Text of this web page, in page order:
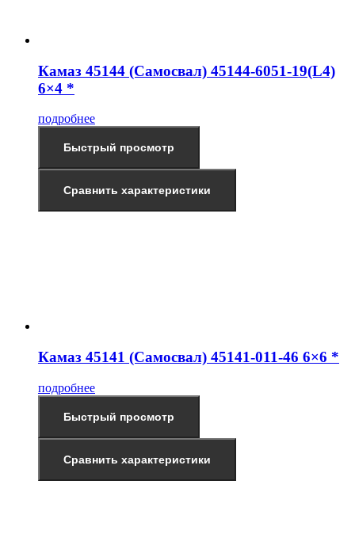
Камаз 45144 (Самосвал) 45144-6051-19(L4)
6×4 *
подробнее
Быстрый просмотр
Сравнить характеристики
Камаз 45141 (Самосвал) 45141-011-46 6×6 *
подробнее
Быстрый просмотр
Сравнить характеристики